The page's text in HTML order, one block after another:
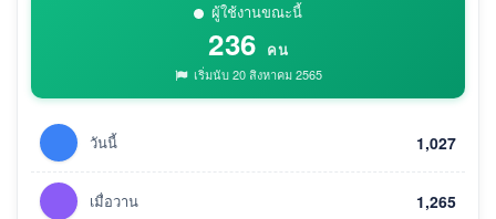
ผู้ใช้งานขณะนี้
236 คน
เริ่มนับ 20 สิงหาคม 2565
วันนี้ 1,027
เมื่อวาน 1,265